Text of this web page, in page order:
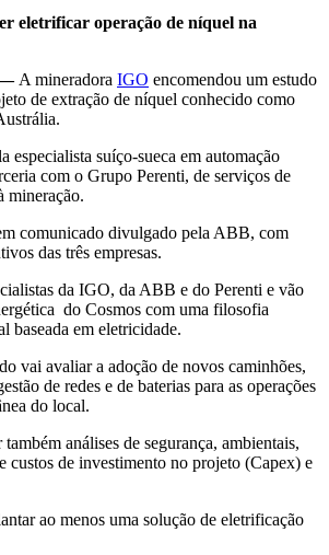
eletrificar operação de níquel na
— A mineradora IGO encomendou um estudo
de extração de níquel conhecido como
especialista suíço-sueca em automação
com o Grupo Perenti, de serviços de
mineração.
comunicado divulgado pela ABB, com
das três empresas.
da IGO, da ABB e do Perenti e vão
do Cosmos com uma filosofia
baseada em eletricidade.
vai avaliar a adoção de novos caminhões,
de redes e de baterias para as operações
do local.
análises de segurança, ambientais,
custos de investimento no projeto (Capex) e
ao menos uma solução de eletrificação